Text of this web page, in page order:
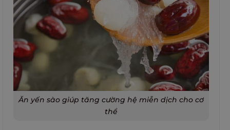
Ăn yến sào giúp tăng cường hệ miễn dịch cho cơ
thể